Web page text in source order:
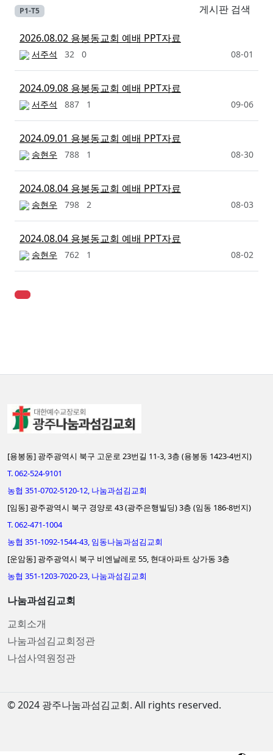
P1-T5 게시판 검색
2026.08.02 용봉동교회 예배 PPT자료
서주석 32 0 08-01
2024.09.08 용봉동교회 예배 PPT자료
서주석 887 1 09-06
2024.09.01 용봉동교회 예배 PPT자료
송현우 788 1 08-30
2024.08.04 용봉동교회 예배 PPT자료
송현우 798 2 08-03
2024.08.04 용봉동교회 예배 PPT자료
송현우 762 1 08-02
[용봉동] 광주광역시 북구 고운로 23번길 11-3, 3층 (용봉동 1423-4번지)
T. 062-524-9101
농협 351-0702-5120-12, 나눔과섬김교회
[임동] 광주광역시 북구 경양로 43 (광주은행빌딩) 3층 (임동 186-8번지)
T. 062-471-1004
농협 351-1092-1544-43, 임동나눔과섬김교회
[운암동] 광주광역시 북구 비엔날레로 55, 현대아파트 상가동 3층
농협 351-1203-7020-23, 나눔과섬김교회
나눔과섬김교회
교회소개
나눔과섬김교회정관
나섬사역원정관
© 2024 광주나눔과섬김교회. All rights reserved.